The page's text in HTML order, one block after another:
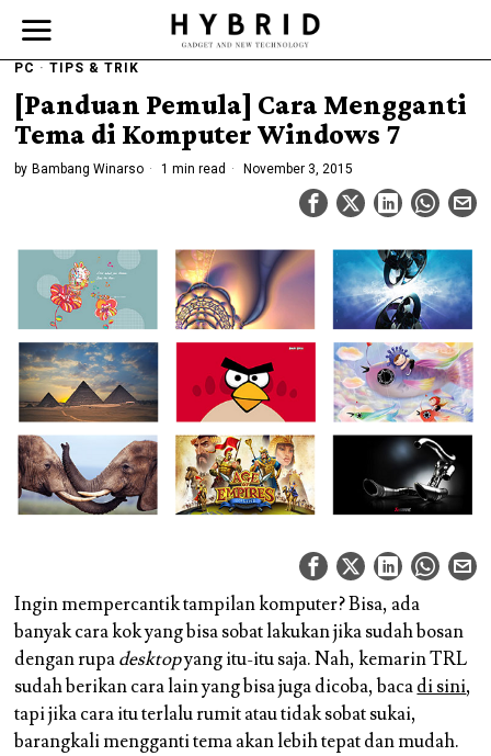
PC · TIPS & TRIK
[Panduan Pemula] Cara Mengganti
Tema di Komputer Windows 7
by Bambang Winarso 1 min read November 3, 2015
Ingin mempercantik tampilan komputer? Bisa, ada
banyak cara kok yang bisa sobat lakukan jika sudah bosan
dengan rupadesktopyang itu-itu saja. Nah, kemarin TRL
sudah berikan cara lain yang bisa juga dicoba, bacadi sini,
tapi jika cara itu terlalu rumit atau tidak sobat sukai,
barangkali mengganti tema akan lebih tepat dan mudah.